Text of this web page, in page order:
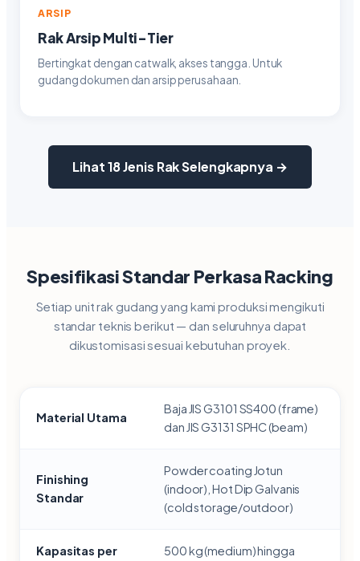
ARSIP
Rak Arsip Multi-Tier
Bertingkat dengan catwalk, akses tangga. Untuk
gudang dokumen dan arsip perusahaan.
Lihat 18 Jenis Rak Selengkapnya →
Spesifikasi Standar Perkasa Racking
Setiap unit rak gudang yang kami produksi mengikuti
standar teknis berikut — dan seluruhnya dapat
dikustomisasi sesuai kebutuhan proyek.
Material Utama
Baja JIS G3101 SS400 (frame)
dan JIS G3131 SPHC (beam)
Finishing
Standar
Powder coating Jotun
(indoor), Hot Dip Galvanis
(cold storage/outdoor)
Kapasitas per
500 kg (medium) hingga